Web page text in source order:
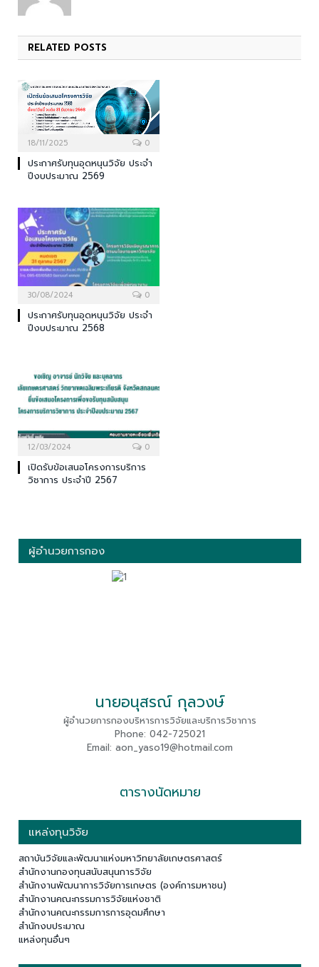
RELATED POSTS
18/11/2025 0
ประกาศรับทุนอุดหนุนวิจัย ประจำ
ปีงบประมาณ 2569
30/08/2024 0
ประกาศรับทุนอุดหนุนวิจัย ประจำ
ปีงบประมาณ 2568
12/03/2024 0
เปิดรับข้อเสนอโครงการบริการ
วิชาการ ประจำปี 2567
ผู้อำนวยการกอง
นายอนุสรณ์ กุลวงษ์
ผู้อำนวยการกองบริหารการวิจัยและบริการวิชาการ
Phone: 042-725021
Email: aon_yaso19@hotmail.com
ตารางนัดหมาย
แหล่งทุนวิจัย
สถาบันวิจัยและพัฒนาแห่งมหาวิทยาลัยเกษตรศาสตร์
สำนักงานกองทุนสนับสนุนการวิจัย
สำนักงานพัฒนาการวิจัยการเกษตร (องค์การมหาชน)
สำนักงานคณะกรรมการวิจัยแห่งชาติ
สำนักงานคณะกรรมการการอุดมศึกษา
สำนักงบประมาณ
แหล่งทุนอื่นๆ